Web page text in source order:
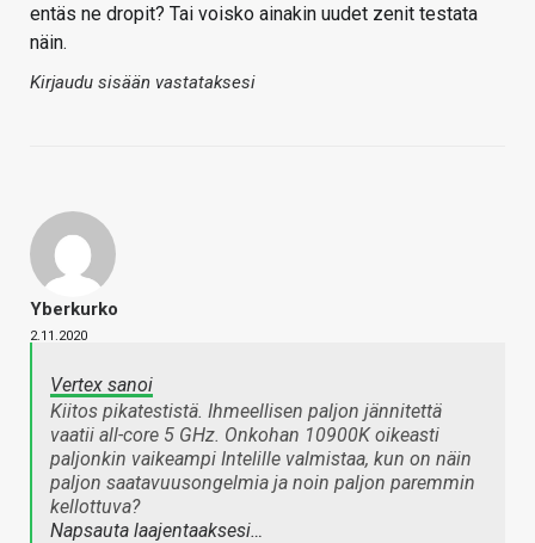
entäs ne dropit? Tai voisko ainakin uudet zenit testata
näin.
Kirjaudu sisään vastataksesi
Yberkurko
2.11.2020
Vertex sanoi
Kiitos pikatestistä. Ihmeellisen paljon jännitettä
vaatii all-core 5 GHz. Onkohan 10900K oikeasti
paljonkin vaikeampi Intelille valmistaa, kun on näin
paljon saatavuusongelmia ja noin paljon paremmin
kellottuva?
Napsauta laajentaaksesi…